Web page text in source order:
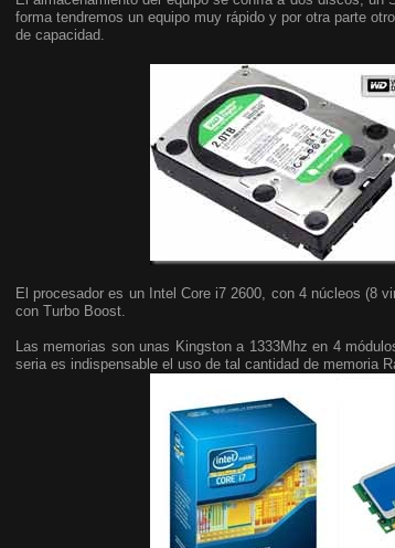
forma tendremos un equipo muy rápido y por otra parte
de capacidad.
El procesador es un Intel Core i7 2600, con 4 núcleos (8
con Turbo Boost.
Las memorias son unas Kingston a 1333Mhz en 4
seria es indispensable el uso de tal cantidad de memoria